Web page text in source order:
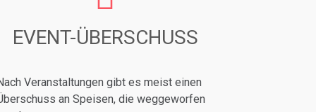
EVENT-ÜBERSCHUSS
Veranstaltungen gibt es meist einen
an Speisen, die weggeworfen